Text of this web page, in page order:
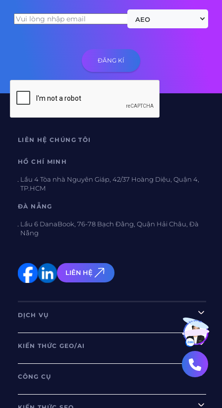
AEO
LIÊN HỆ CHÚNG TÔI
HỒ CHÍ MINH
Lầu 4 Tòa nhà Nguyên Giáp, 42/37 Hoàng Diệu, Quận 4,
TP.HCM
ĐÀ NẴNG
Lầu 6 DanaBook, 76-78 Bạch Đằng, Quận Hải Châu, Đà
Nẵng
LIÊN HỆ
DỊCH VỤ
KIẾN THỨC GEO/AI
CÔNG CỤ
Bạn muốn hiểu thêm?Xem chi tiết